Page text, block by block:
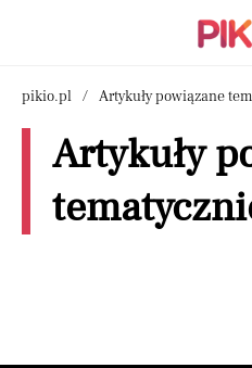
pikio.pl Artykuły powiązane
Artykuły